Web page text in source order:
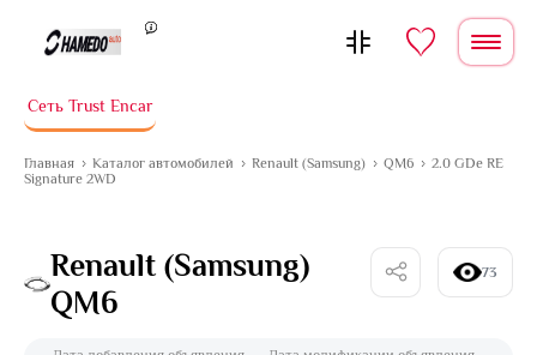
Сеть Trust Encar
Главная Каталог автомобилей Renault (Samsung) QM6
2.0 GDe RE
Signature 2WD
Renault (Samsung)
QM6
73